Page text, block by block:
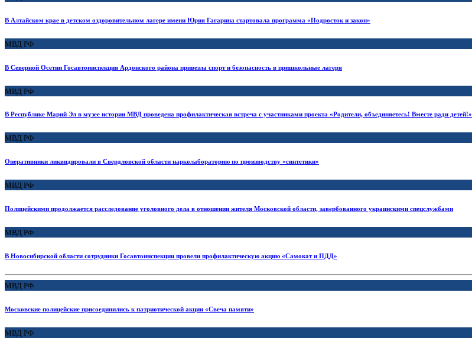
В Алтайском крае в детском оздоровительном лагере имени Юрия Гагарина стартовала программа «Подросток и закон»
МВД РФ
В Северной Осетии Госавтоинспекция Ардонского района привезла спорт и безопасность в пришкольные лагеря
МВД РФ
В Республике Марий Эл в музее истории МВД проведена профилактическая встреча с участниками проекта «Родители, объединяетесь! Вместе ради детей!»
МВД РФ
Оперативники ликвидировали в Свердловской области нарколабораторию по производству «синтетики»
МВД РФ
Полицейскими продолжается расследование уголовного дела в отношении жителя Московской области, завербованного украинскими спецслужбами
МВД РФ
В Новосибирской области сотрудники Госавтоинспекции провели профилактическую акцию «Самокат и ПДД»
МВД РФ
Московские полицейские присоединились к патриотической акции «Свеча памяти»
МВД РФ